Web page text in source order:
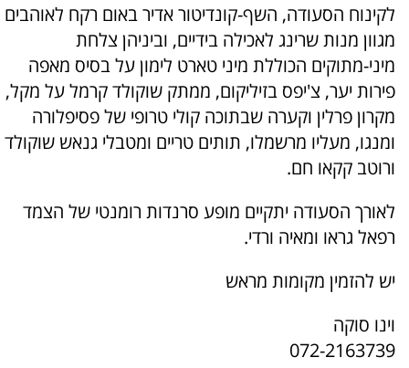
לקינוח הסעודה, השף-קונדיטור אדיר באום רקח לאוהבים
מגוון מנות שרינג לאכילה בידיים, וביניהן צלחת
מיני-מתוקים הכוללת מיני טארט לימון על בסיס מאפה
פירות יער, צ'יפס בזיליקום, ממתק שוקולד קרמל על מקל,
מקרון פרלין וקערה שבתוכה קולי טרופי של פסיפלורה
ומנגו, מעליו מרשמלו, תותים טריים ומטבלי גנאש שוקולד
ורוטב קקאו חם.
לאורך הסעודה יתקיים מופע סרנדות רומנטי של הצמד
רפאל גראו ומאיה ורדי.
יש להזמין מקומות מראש
וינו סוקה
072-2163739